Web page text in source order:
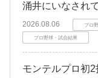
涌井にいなされ
2026.08.06 プロ
プロ野球・試合結果
モンテルプロ初